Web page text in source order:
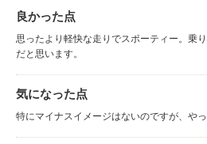
良かった点
思ったより軽快な走りでスポーティー。乗
だと思います。
気になった点
特にマイナスイメージはないのですが、や